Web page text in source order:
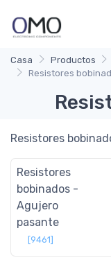
Casa Productos
Resistores
Resistores
Resistores
bobinados -
Agujero
pasante
[9461]